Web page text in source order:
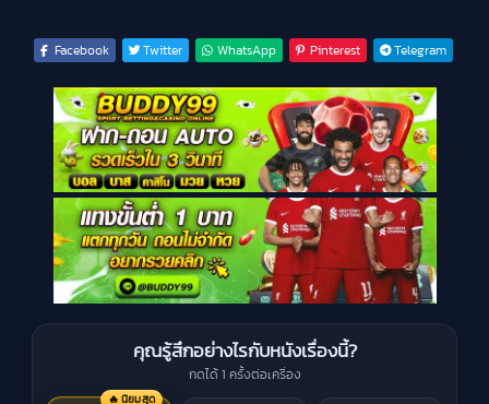
Facebook Twitter WhatsApp Pinterest Telegram
คุณรู้สึกอย่างไรกับหนังเรื่องนี้?
กดได้ 1 ครั้งต่อเครื่อง
🔥 นิยมสุด